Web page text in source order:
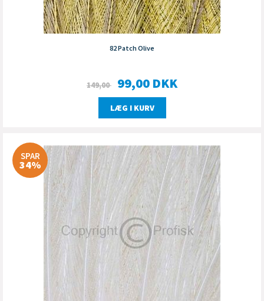
82 Patch Olive
149,00 99,00 DKK
LÆG I KURV
SPAR
34%